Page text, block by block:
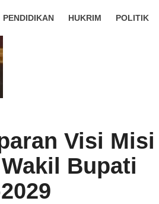
PENDIDIKAN HUKRIM POLITIK
Visi Misi
Bupati